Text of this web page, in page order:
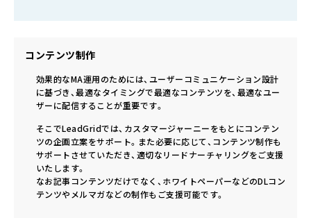
コンテンツ制作
効果的なMA運用のためには、ユーザーコミュニケーション設計
に基づき、最適なタイミングで最適なコンテンツを、最適なユー
ザーに配信することが重要です。
そこでLeadGridでは、カスタマージャーニーをもとにコンテン
ツの企画立案をサポート。また必要に応じて、コンテンツ制作も
サポートさせていただき、適切なリードナーチャリングをご支援
いたします。
なお記事コンテンツだけでなく、ホワイトペーパーなどのDLコン
テンツやメルマガなどの制作もご支援可能です。